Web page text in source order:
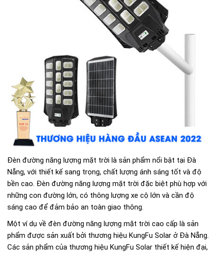
Đèn đường năng lượng mặt trời là sản phẩm nổi bật tại Đà
Nẵng, với thiết kế sang trọng, chất lượng ánh sáng tốt và độ
bền cao. Đèn đường năng lượng mặt trời đặc biệt phù hợp với
những con đường lớn, có thông lượng xe cộ lớn và cần độ
sáng cao để đảm bảo an toàn giao thông.
Một ví dụ về đèn đường năng lượng mặt trời cao cấp là sản
phẩm được sản xuất bởi thương hiệu KungFu Solar ở Đà Nẵng.
Các sản phẩm của thương hiệu KungFu Solar thiết kế hiện đại,